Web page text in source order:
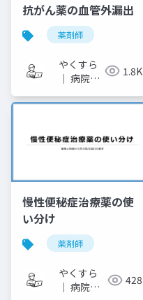
抗がん薬の血管外漏出
薬剤師
やくすら
｜ 病院薬
ライドメ
1.8K
慢性便秘症治療薬の使
い分け
薬剤師
やくすら
｜ 病院薬
428